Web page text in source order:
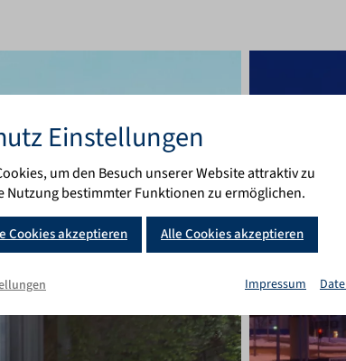
Website DELTA-
Einstellungen
um den Besuch unserer Website attraktiv zu
Nutzung bestimmter Funktionen zu ermöglichen.
Cookies akzeptieren Alle Cookies akzeptieren
Impressum
Cookie-Banner geöffnet.